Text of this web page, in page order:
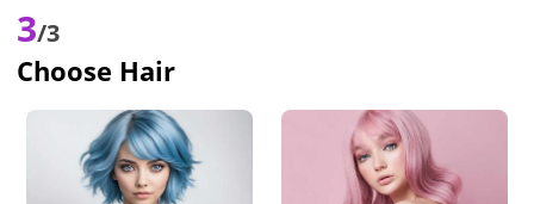
3/3
Choose Hair